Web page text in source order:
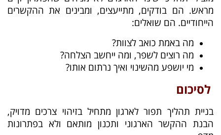
מראש. הם בודקים, מתייעצים, ומבינים את ההקשרים
הייחודיים. הם שואלים:
מה באמת כואב לצוות?
מה רוצים לשפר, ומה ייחשב הצלחה?
מי יושפע מהשינוי ואיך נרתום אותו?
לסיכום
בניית תהליך תפור לארגון מתחיל בזיהוי צרכים מדויק,
הבנת ההקשר הארגוני ותכנון מותאם ולא בפתרונות